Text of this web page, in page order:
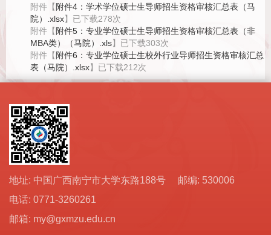
附件【 附件4：学术学位硕士生导师招生资格审核汇总表（马
院）.xlsx】已下载278次
附件【 附件5：专业学位硕士生导师招生资格审核汇总表（非
MBA类）（马院）.xls】已下载303次
附件【 附件6：专业学位硕士生校外行业导师招生资格审核汇总
表（马院）.xlsx】已下载212次
地址: 中国广西南宁市大学东路188号 邮编: 530006
电话: 0771-3260261
邮箱: my@gxmzu.edu.cn